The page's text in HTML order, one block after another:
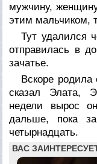
мужчину,
этим мальчиком,
Тут удалился
отправилась в
зачатье.
Вскоре родила
сказал Элата,
недели вырос
дальше, пока
четырнадцать.